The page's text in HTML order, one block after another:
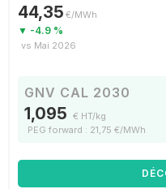
44,35 €/MWh
▼ -4.9 %
vs Mai 2026
GNV CAL 2030
1,095 € HT/kg
PEG forward : 21,75 €/MWh